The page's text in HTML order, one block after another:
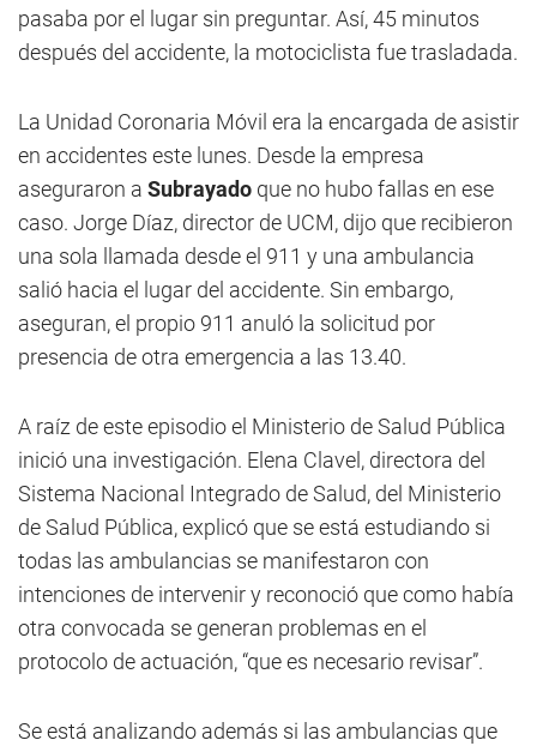
pasaba por el lugar sin preguntar. Así, 45 minutos
después del accidente, la motociclista fue trasladada.
La Unidad Coronaria Móvil era la encargada de asistir
en accidentes este lunes. Desde la empresa
aseguraron a Subrayado que no hubo fallas en ese
caso. Jorge Díaz, director de UCM, dijo que recibieron
una sola llamada desde el 911 y una ambulancia
salió hacia el lugar del accidente. Sin embargo,
aseguran, el propio 911 anuló la solicitud por
presencia de otra emergencia a las 13.40.
A raíz de este episodio el Ministerio de Salud Pública
inició una investigación. Elena Clavel, directora del
Sistema Nacional Integrado de Salud, del Ministerio
de Salud Pública, explicó que se está estudiando si
todas las ambulancias se manifestaron con
intenciones de intervenir y reconoció que como había
otra convocada se generan problemas en el
protocolo de actuación, “que es necesario revisar”.
Se está analizando además si las ambulancias que